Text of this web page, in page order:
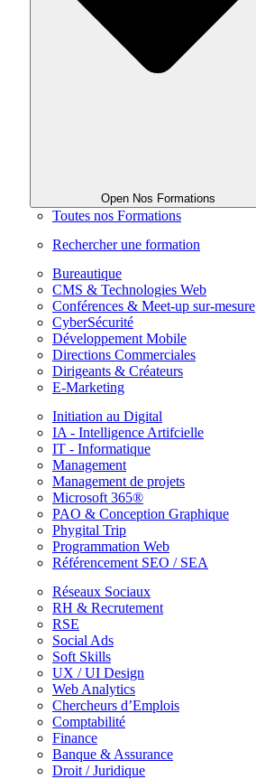
Open Nos Formations
Toutes nos Formations
Rechercher une formation
Bureautique
CMS & Technologies Web
Conférences & Meet-up sur-mesure
CyberSécurité
Développement Mobile
Directions Commerciales
Dirigeants & Créateurs
E-Marketing
Initiation au Digital
IA - Intelligence Artifcielle
IT - Informatique
Management
Management de projets
Microsoft 365®
PAO & Conception Graphique
Phygital Trip
Programmation Web
Référencement SEO / SEA
Réseaux Sociaux
RH & Recrutement
RSE
Social Ads
Soft Skills
UX / UI Design
Web Analytics
Chercheurs d’Emplois
Comptabilité
Finance
Banque & Assurance
Droit / Juridique